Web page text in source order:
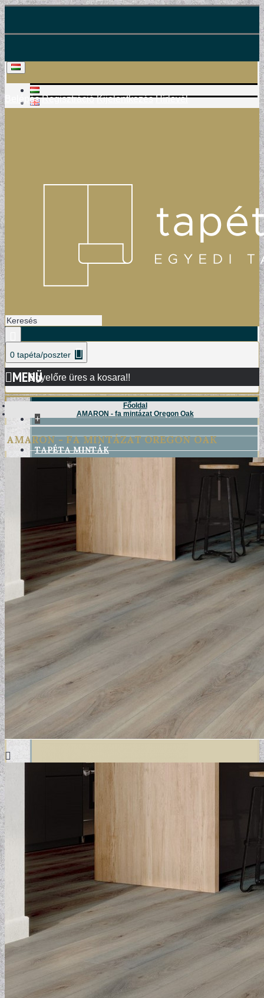
Belépés Regisztráció Kijelentkezés Hírlevél
0 tapéta/poszter
Egyelőre üres a kosara!!
MENÜ
+
TAPÉTA MINTÁK
DAMASK TAPÉTÁK
DESIGN TAPÉTÁK
ELEMENTAL COLLECTION
Főoldal
AMARON - fa mintázat Oregon Oak
AMARON - FA MINTÁZAT OREGON OAK